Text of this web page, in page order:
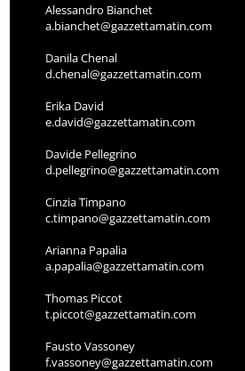
Alessandro Bianchet
a.bianchet@gazzettamatin.com
Danila Chenal
d.chenal@gazzettamatin.com
Erika David
e.david@gazzettamatin.com
Davide Pellegrino
d.pellegrino@gazzettamatin.com
Cinzia Timpano
c.timpano@gazzettamatin.com
Arianna Papalia
a.papalia@gazzettamatin.com
Thomas Piccot
t.piccot@gazzettamatin.com
Fausto Vassoney
f.vassoney@gazzettamatin.com